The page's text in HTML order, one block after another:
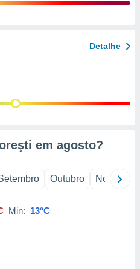
Detalhe
em agosto?
Outubro Novembro
Min: 13°C